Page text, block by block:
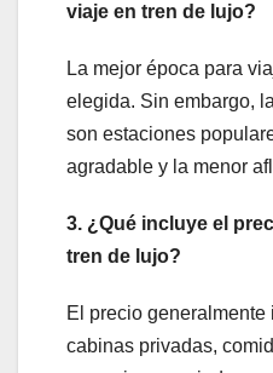
viaje en tren de lujo?
La mejor época para
elegida. Sin embargo,
son estaciones
agradable y la menor
3. ¿Qué incluye el
tren de lujo?
El precio
cabinas privadas,